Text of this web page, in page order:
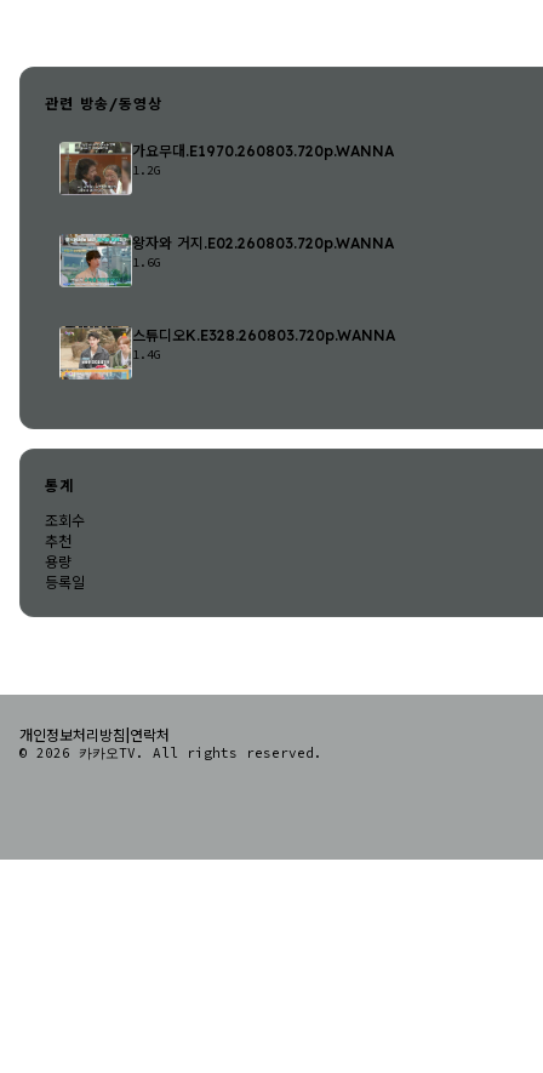
관련 방송/동영상
가요무대.E1970.260803.720p.WANNA
1.2G
왕자와 거지.E02.260803.720p.WANNA
1.6G
스튜디오K.E328.260803.720p.WANNA
1.4G
통계
조회수
추천
용량
등록일
개인정보처리방침 연락처
© 2026 카카오TV. All rights reserved.